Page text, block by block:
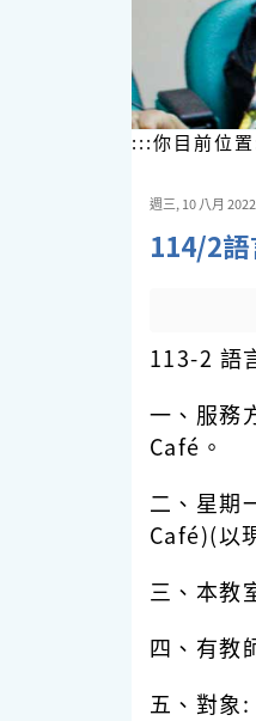
:::你目前位
週三, 10 八月
114/2
113-2 語
一、服務
Café。
二、星期
Café)(以
三、本教
四、有教
五、對象